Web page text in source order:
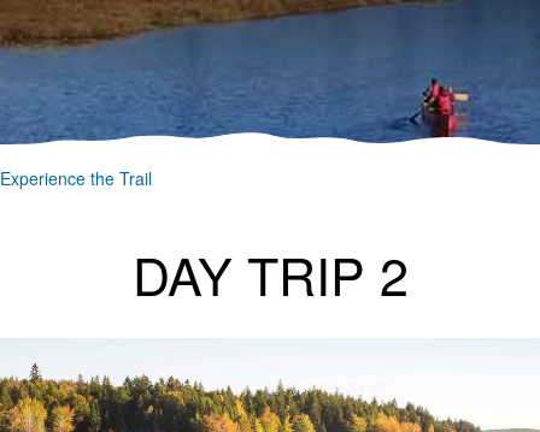
Experience the Trail
DAY TRIP 2